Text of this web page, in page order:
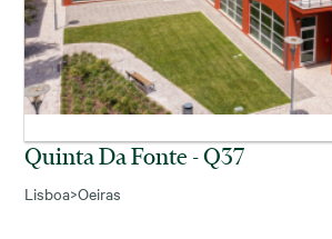
Quinta Da Fonte - Q37
Lisboa>Oeiras